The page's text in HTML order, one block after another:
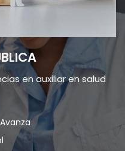
en auxiliar en salud
Avanza